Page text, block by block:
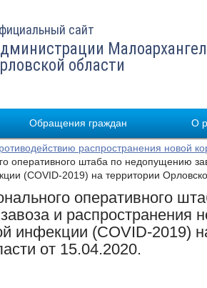
сайт
области
Обращения граждан О
распространения новой
оперативного штаба по недопущению
(COVID-2019) на территории
оперативного
и распространения
инфекции (COVID-2019)
от 15.04.2020.